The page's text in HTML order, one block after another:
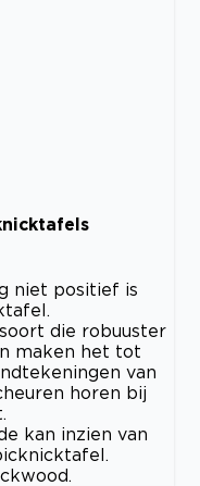
niet positief is
die robuuster
maken het tot
van
horen bij
kan inzien van